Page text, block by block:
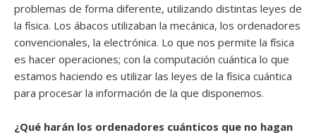
problemas de forma diferente, utilizando distintas leyes de
la física. Los ábacos utilizaban la mecánica, los ordenadores
convencionales, la electrónica. Lo que nos permite la física
es hacer operaciones; con la computación cuántica lo que
estamos haciendo es utilizar las leyes de la física cuántica
para procesar la información de la que disponemos.
¿Qué harán los ordenadores cuánticos que no hagan